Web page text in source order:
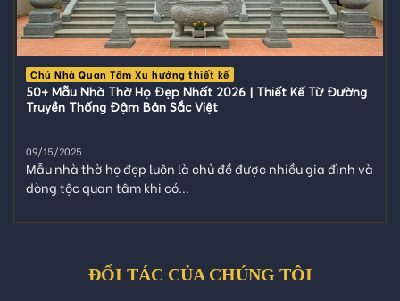
Chủ Nhà Quan Tâm Xu hướng thiết kế
50+ Mẫu Nhà Thờ Họ Đẹp Nhất 2026 | Thiết Kế Từ Đường
Truyền Thống Đậm Bản Sắc Việt
09/15/2025
Mẫu nhà thờ họ đẹp luôn là chủ đề được nhiều gia đình và
dòng tộc quan tâm khi có...
ĐỐI TÁC CỦA CHÚNG TÔI